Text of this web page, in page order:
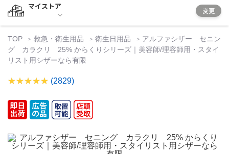
マイストア
変更
TOP 救急・衛生用品 衛生日用品
アルファシザー セニン
グ カラクリ 25% からくりシリーズ｜美容師/理容師用・スタイ
リスト用シザーなら有限
(2829)